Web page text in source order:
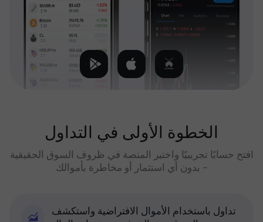
الخطوة الأولى في التداول
افتح حسابًا تجريبيًا واختبر المنصة في ظروف السوق الحقيقية
- بدون أي استثمار أو مخاطرة بأموالك
تداول باستخدام الأموال الافتراضية واستكشف